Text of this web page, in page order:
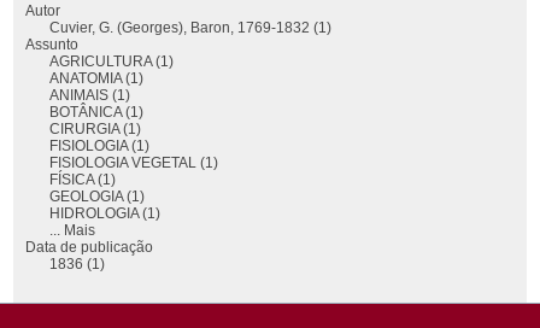
Autor
Cuvier, G. (Georges), Baron, 1769-1832 (1)
Assunto
AGRICULTURA (1)
ANATOMIA (1)
ANIMAIS (1)
BOTÂNICA (1)
CIRURGIA (1)
FISIOLOGIA (1)
FISIOLOGIA VEGETAL (1)
FÍSICA (1)
GEOLOGIA (1)
HIDROLOGIA (1)
... Mais
Data de publicação
1836 (1)